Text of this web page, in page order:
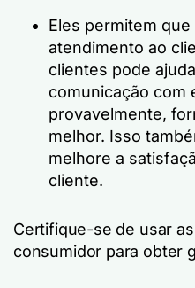
Eles permitem
atendimento ao
clientes pode
comunicação com
provavelmente,
melhor. Isso
melhore a
cliente.
Certifique-se de usar
consumidor para obter